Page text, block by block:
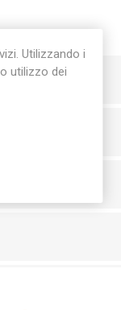
Utilizzando i
utilizzo dei